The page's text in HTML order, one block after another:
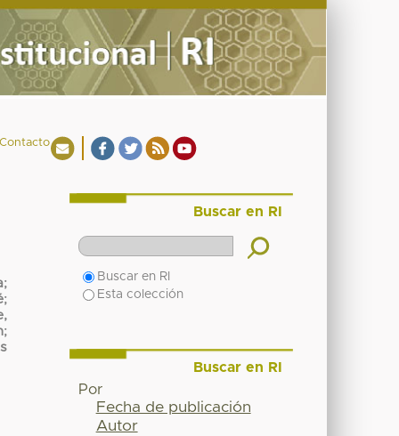
;
;
;
Buscar en RI
Buscar en RI
Esta colección
Buscar en RI
Por
Fecha de publicación
Autor